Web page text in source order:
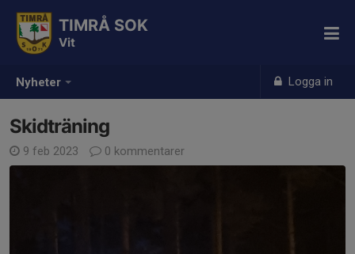
Nyheter Logga in
TIMRÅ SOK
Vit
Skidträning
9 feb 2023 0 kommentarer